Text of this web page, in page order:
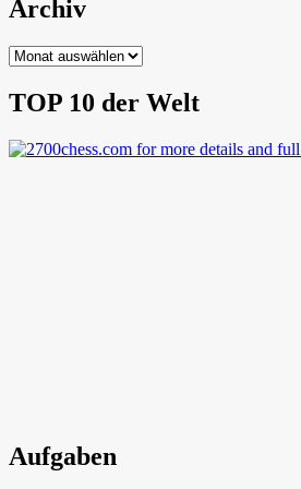
Archiv
Archiv
TOP 10 der Welt
Aufgaben